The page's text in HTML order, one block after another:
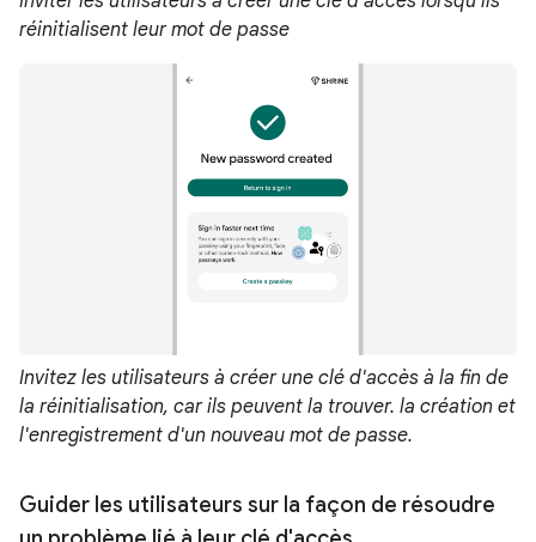
réinitialisent leur mot de passe
Invitez les utilisateurs à créer une clé d'accès à la fin de
la réinitialisation, car ils peuvent la trouver. la création et
l'enregistrement d'un nouveau mot de passe.
Guider les utilisateurs sur la façon de résoudre